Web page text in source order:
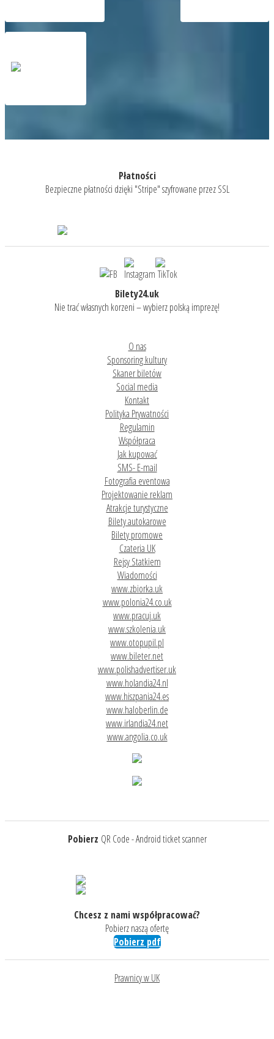
Płatności
Bezpieczne płatności dzięki "Stripe" szyfrowane przez SSL
Bilety24.uk
Nie trać własnych korzeni – wybierz polską imprezę!
O nas
Sponsoring kultury
Skaner biletów
Social media
Kontakt
Polityka Prywatności
Regulamin
Współpraca
Jak kupować
SMS- E-mail
Fotografia eventowa
Projektowanie reklam
Atrakcje turystyczne
Bilety autokarowe
Bilety promowe
Czateria UK
Rejsy Statkiem
Wiadomości
www.zbiorka.uk
www.polonia24.co.uk
www.pracuj.uk
www.szkolenia.uk
www.otopupil.pl
www.bileter.net
www.polishadvertiser.uk
www.holandia24.nl
www.hiszpania24.es
www.haloberlin.de
www.irlandia24.net
www.angolia.co.uk
Pobierz QR Code - Android ticket scanner
Chcesz z nami współpracować?
Pobierz naszą ofertę
Pobierz pdf
Prawnicy w UK